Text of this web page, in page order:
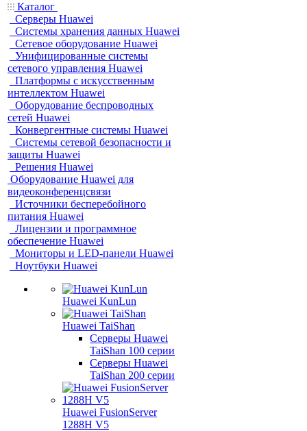
Каталог
Серверы Huawei
Системы хранения данных Huawei
Сетевое оборудование Huawei
Унифицированные системы
сетевого управления Huawei
Платформы с искусственным
интеллектом Huawei
Оборудование беспроводных
сетей Huawei
Конвергентные системы Huawei
Системы сетевой безопасности и
защиты Huawei
Решения Huawei
Оборудование Huawei для
видеоконференцсвязи
Источники бесперебойного
питания Huawei
Лицензии и программное
обеспечение Huawei
Мониторы и LED-панели Huawei
Ноутбуки Huawei
Huawei KunLun
Huawei TaiShan
Серверы Huawei
TaiShan 100 серии
Серверы Huawei
TaiShan 200 серии
Huawei FusionServer
1288H V5